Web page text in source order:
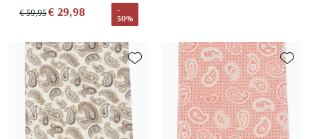
€ 59,95€ 29,98
-
50%
Toevoegen aan favorieten